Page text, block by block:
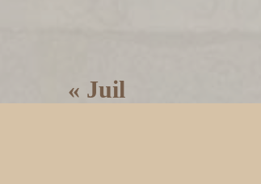
« Juil